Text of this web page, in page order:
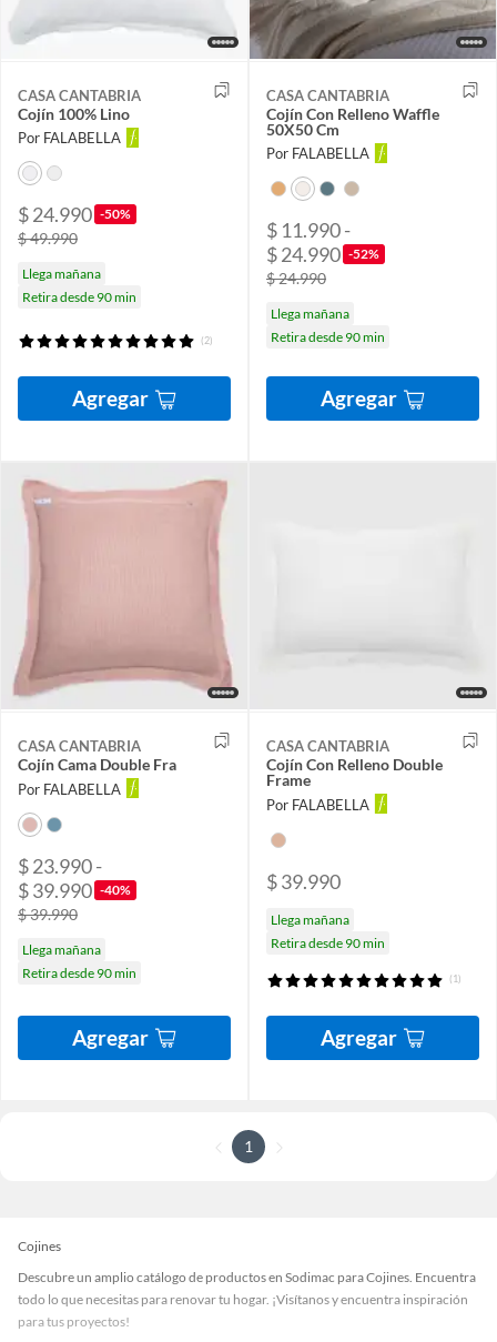
CASA CANTABRIA
Cojín 100% Lino
Por FALABELLA
$ 24.990 -50%
$ 49.990
Llega mañana
Retira desde 90 min
(2)
Agregar
CASA CANTABRIA
Cojín Con Relleno Waffle
50X50 Cm
Por FALABELLA
$ 11.990 -
$ 24.990 -52%
$ 24.990
Llega mañana
Retira desde 90 min
Agregar
CASA CANTABRIA
Cojín Cama Double Fra
Por FALABELLA
$ 23.990 -
$ 39.990 -40%
$ 39.990
Llega mañana
Retira desde 90 min
Agregar
CASA CANTABRIA
Cojín Con Relleno Double
Frame
Por FALABELLA
$ 39.990
Llega mañana
Retira desde 90 min
(1)
Agregar
1
Cojines
Descubre un amplio catálogo de productos en Sodimac para Cojines. Encuentra
todo lo que necesitas para renovar tu hogar. ¡Visítanos y encuentra inspiración
para tus proyectos!